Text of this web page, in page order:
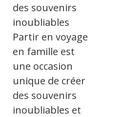
des souvenirs
inoubliables
Partir en voyage
en famille est
une occasion
unique de créer
des souvenirs
inoubliables et